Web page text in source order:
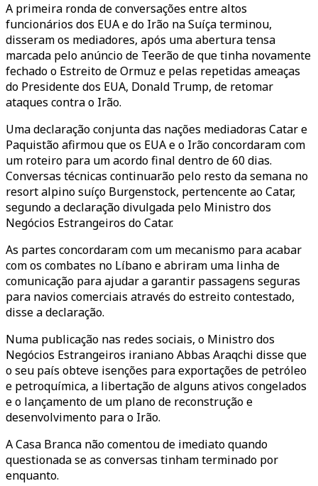
A primeira ronda de conversações entre altos
funcionários dos EUA e do Irão na Suíça terminou,
disseram os mediadores, após uma abertura tensa
marcada pelo anúncio de Teerão de que tinha novamente
fechado o Estreito de Ormuz e pelas repetidas ameaças
do Presidente dos EUA, Donald Trump, de retomar
ataques contra o Irão.
Uma declaração conjunta das nações mediadoras Catar e
Paquistão afirmou que os EUA e o Irão concordaram com
um roteiro para um acordo final dentro de 60 dias.
Conversas técnicas continuarão pelo resto da semana no
resort alpino suíço Burgenstock, pertencente ao Catar,
segundo a declaração divulgada pelo Ministro dos
Negócios Estrangeiros do Catar.
As partes concordaram com um mecanismo para acabar
com os combates no Líbano e abriram uma linha de
comunicação para ajudar a garantir passagens seguras
para navios comerciais através do estreito contestado,
disse a declaração.
Numa publicação nas redes sociais, o Ministro dos
Negócios Estrangeiros iraniano Abbas Araqchi disse que
o seu país obteve isenções para exportações de petróleo
e petroquímica, a libertação de alguns ativos congelados
e o lançamento de um plano de reconstrução e
desenvolvimento para o Irão.
A Casa Branca não comentou de imediato quando
questionada se as conversas tinham terminado por
enquanto.